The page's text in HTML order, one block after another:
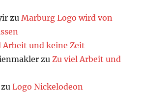
zuMarburg Logo wird von
Arbeit und keine Zeit
zuZu viel Arbeit und
zuLogo Nickelodeon